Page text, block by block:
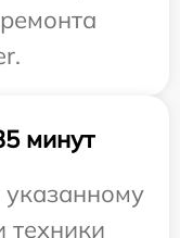
минут
техники